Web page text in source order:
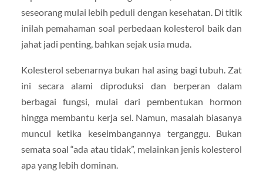
seseorang mulai lebih peduli dengan kesehatan. Di titik
inilah pemahaman soal perbedaan kolesterol baik dan
jahat jadi penting, bahkan sejak usia muda.
Kolesterol sebenarnya bukan hal asing bagi tubuh. Zat
ini secara alami diproduksi dan berperan dalam
berbagai fungsi, mulai dari pembentukan hormon
hingga membantu kerja sel. Namun, masalah biasanya
muncul ketika keseimbangannya terganggu. Bukan
semata soal “ada atau tidak”, melainkan jenis kolesterol
apa yang lebih dominan.